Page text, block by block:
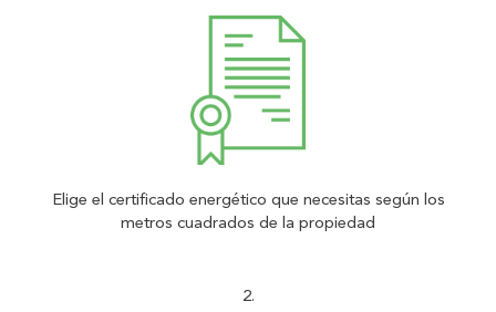
Elige el certificado energético que necesitas según los
metros cuadrados de la propiedad